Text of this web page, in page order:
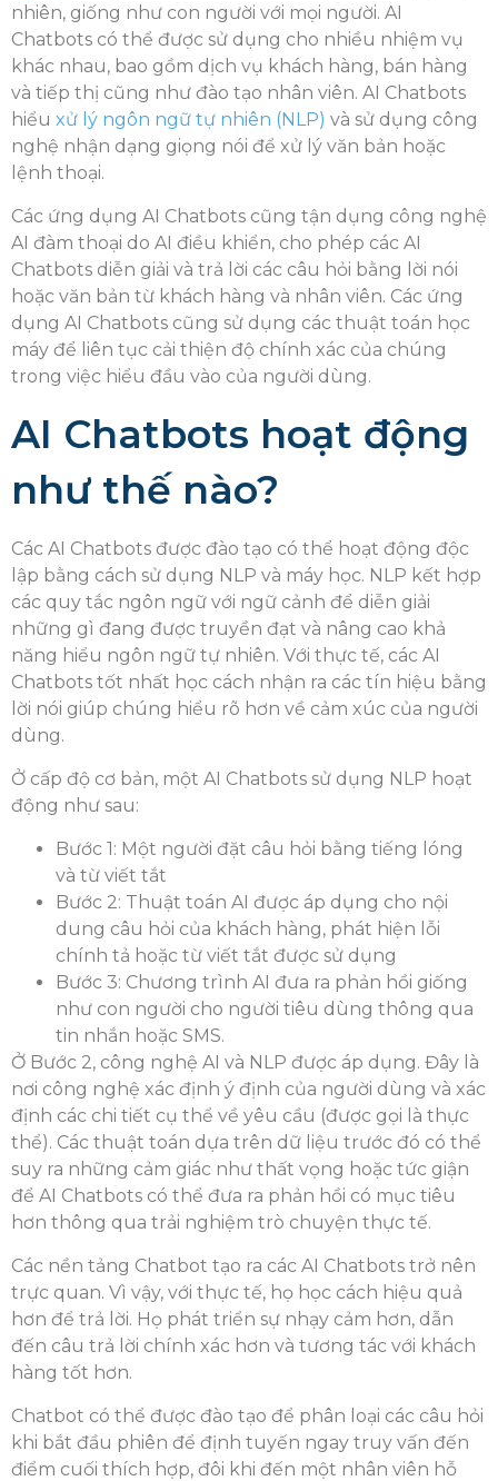
nhiên, giống như con người với mọi người. AI
Chatbots có thể được sử dụng cho nhiều nhiệm vụ
khác nhau, bao gồm dịch vụ khách hàng, bán hàng
và tiếp thị cũng như đào tạo nhân viên. AI Chatbots
hiểu xử lý ngôn ngữ tự nhiên (NLP) và sử dụng công
nghệ nhận dạng giọng nói để xử lý văn bản hoặc
lệnh thoại.
Các ứng dụng AI Chatbots cũng tận dụng công nghệ
AI đàm thoại do AI điều khiển, cho phép các AI
Chatbots diễn giải và trả lời các câu hỏi bằng lời nói
hoặc văn bản từ khách hàng và nhân viên. Các ứng
dụng AI Chatbots cũng sử dụng các thuật toán học
máy để liên tục cải thiện độ chính xác của chúng
trong việc hiểu đầu vào của người dùng.
AI Chatbots hoạt động
như thế nào?
Các AI Chatbots được đào tạo có thể hoạt động độc
lập bằng cách sử dụng NLP và máy học. NLP kết hợp
các quy tắc ngôn ngữ với ngữ cảnh để diễn giải
những gì đang được truyền đạt và nâng cao khả
năng hiểu ngôn ngữ tự nhiên. Với thực tế, các AI
Chatbots tốt nhất học cách nhận ra các tín hiệu bằng
lời nói giúp chúng hiểu rõ hơn về cảm xúc của người
dùng.
Ở cấp độ cơ bản, một AI Chatbots sử dụng NLP hoạt
động như sau:
Bước 1: Một người đặt câu hỏi bằng tiếng lóng
và từ viết tắt
Bước 2: Thuật toán AI được áp dụng cho nội
dung câu hỏi của khách hàng, phát hiện lỗi
chính tả hoặc từ viết tắt được sử dụng
Bước 3: Chương trình AI đưa ra phản hồi giống
như con người cho người tiêu dùng thông qua
tin nhắn hoặc SMS.
Ở Bước 2, công nghệ AI và NLP được áp dụng. Đây là
nơi công nghệ xác định ý định của người dùng và xác
định các chi tiết cụ thể về yêu cầu (được gọi là thực
thể). Các thuật toán dựa trên dữ liệu trước đó có thể
suy ra những cảm giác như thất vọng hoặc tức giận
để AI Chatbots có thể đưa ra phản hồi có mục tiêu
hơn thông qua trải nghiệm trò chuyện thực tế.
Các nền tảng Chatbot tạo ra các AI Chatbots trở nên
trực quan. Vì vậy, với thực tế, họ học cách hiệu quả
hơn để trả lời. Họ phát triển sự nhạy cảm hơn, dẫn
đến câu trả lời chính xác hơn và tương tác với khách
hàng tốt hơn.
Chatbot có thể được đào tạo để phân loại các câu hỏi
khi bắt đầu phiên để định tuyến ngay truy vấn đến
điểm cuối thích hợp, đôi khi đến một nhân viên hỗ